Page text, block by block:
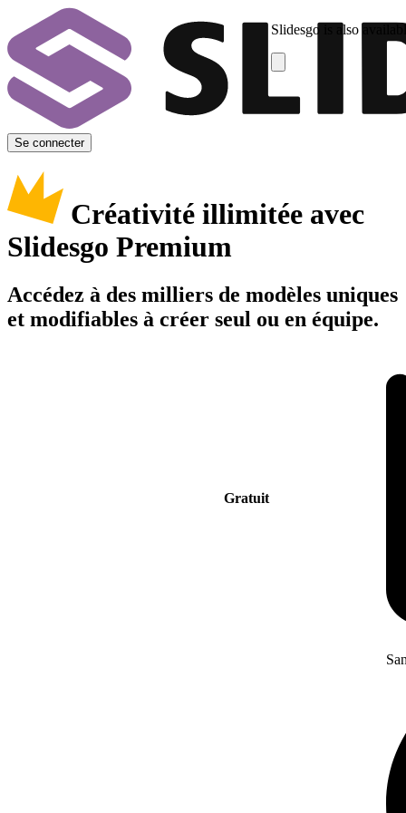
Slidesgo is also
Se connecter
Créativité illimitée avec
Slidesgo Premium
Accédez à des milliers de modèles uniques
et modifiables à créer seul ou en équipe.
Gratuit